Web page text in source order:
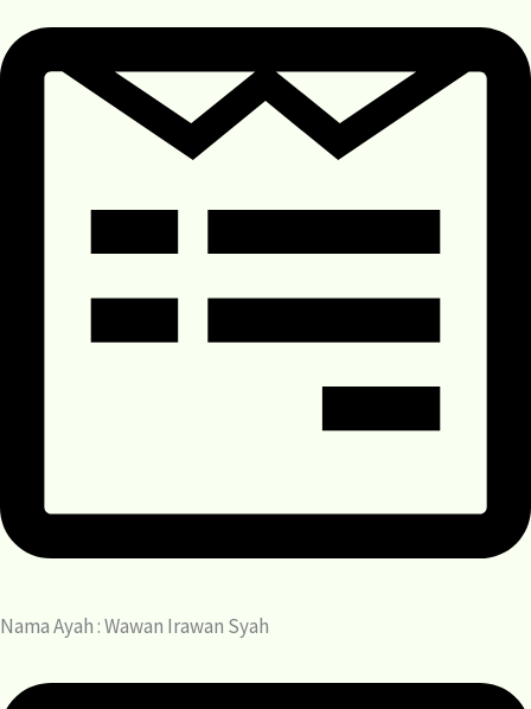
Nama Ayah : Wawan Irawan Syah